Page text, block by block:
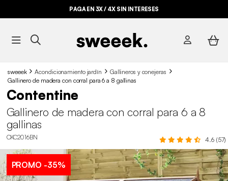
PAGA EN 3X / 4X SIN INTERESES
sweeek Acondicionamiento jardín
Gallineros y conejeras
Gallinero de madera con corral para 6 a 8 gallinas
Contentine
Gallinero de madera con corral para 6 a 8
gallinas
CKC2016BN 4.6 (57)
PROMO -35%